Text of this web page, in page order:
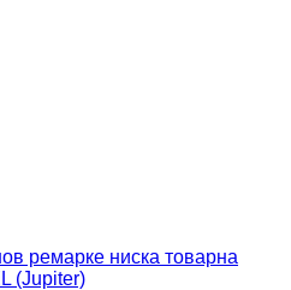
ремарке ниска товарна
(Jupiter)